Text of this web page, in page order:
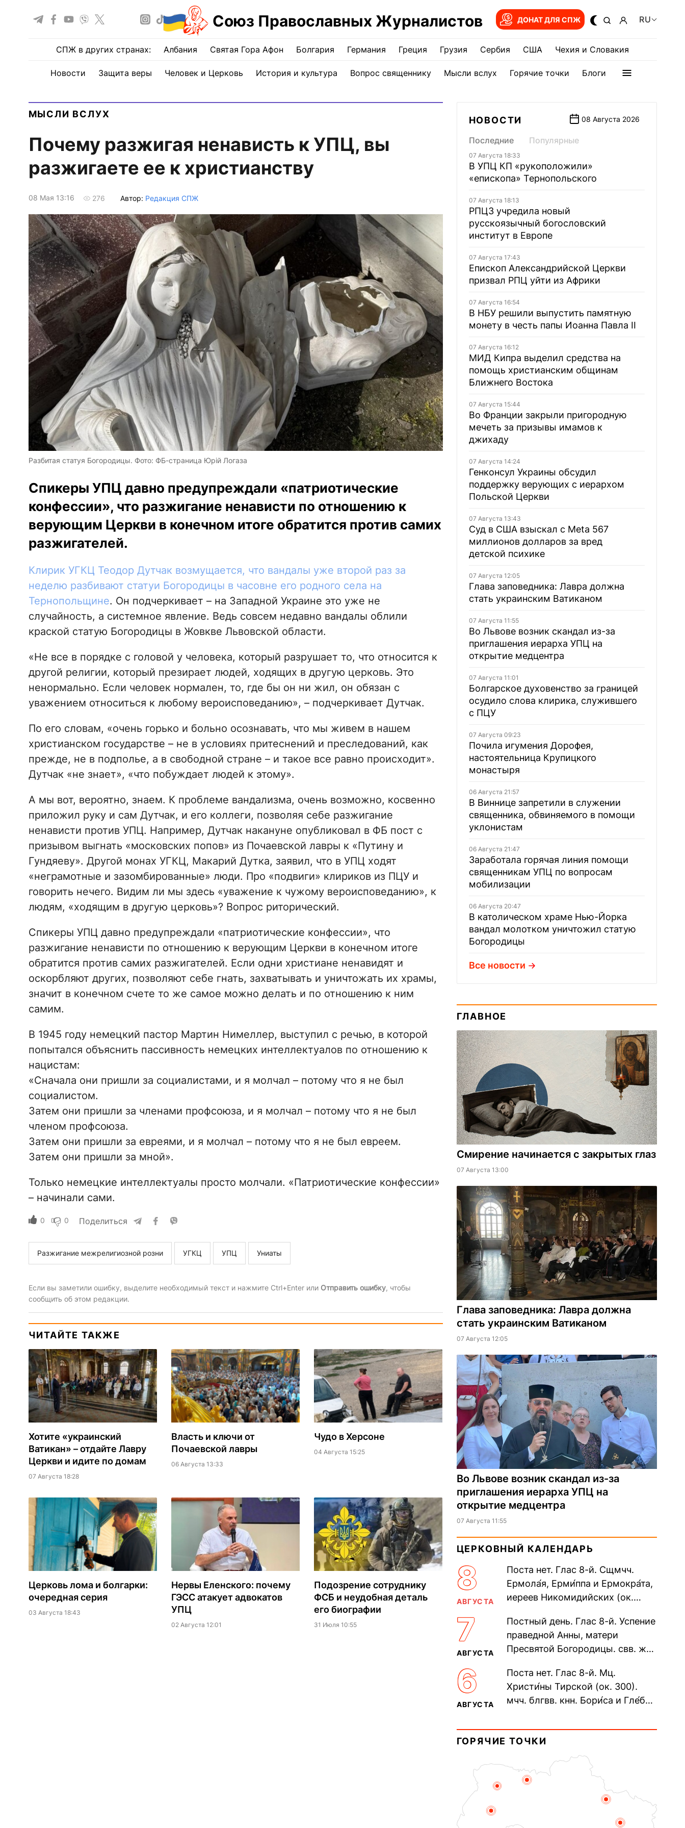
Союз Православных Журналистов ДОНАТ ДЛЯ СПЖ RU
СПЖ в других странах: Албания Святая Гора Афон Болгария Германия Греция Грузия Сербия США Чехия и Словакия
Новости Защита веры Человек и Церковь История и культура Вопрос священнику Мысли вслух Горячие точки Блоги
МЫСЛИ ВСЛУХ
Почему разжигая ненависть к УПЦ, вы
разжигаете ее к христианству
08 Мая 13:16 276 Автор: Редакция СПЖ
Разбитая статуя Богородицы. Фото: ФБ-страница Юрій Логаза
Спикеры УПЦ давно предупреждали «патриотические
конфессии», что разжигание ненависти по отношению к
верующим Церкви в конечном итоге обратится против самих
разжигателей.
Клирик УГКЦ Теодор Дутчак возмущается, что вандалы уже второй раз за
неделю разбивают статуи Богородицы в часовне его родного села на
Тернопольщине. Он подчеркивает – на Западной Украине это уже не
случайность, а системное явление. Ведь совсем недавно вандалы облили
краской статую Богородицы в Жовкве Львовской области.
«Не все в порядке с головой у человека, который разрушает то, что относится к
другой религии, который презирает людей, ходящих в другую церковь. Это
ненормально. Если человек нормален, то, где бы он ни жил, он обязан с
уважением относиться к любому вероисповеданию», – подчеркивает Дутчак.
По его словам, «очень горько и больно осознавать, что мы живем в нашем
христианском государстве – не в условиях притеснений и преследований, как
прежде, не в подполье, а в свободной стране – и такое все равно происходит».
Дутчак «не знает», «что побуждает людей к этому».
А мы вот, вероятно, знаем. К проблеме вандализма, очень возможно, косвенно
приложил руку и сам Дутчак, и его коллеги, позволяя себе разжигание
ненависти против УПЦ. Например, Дутчак накануне опубликовал в ФБ пост с
призывом выгнать «московских попов» из Почаевской лавры к «Путину и
Гундяеву». Другой монах УГКЦ, Макарий Дутка, заявил, что в УПЦ ходят
«неграмотные и зазомбированные» люди. Про «подвиги» клириков из ПЦУ и
говорить нечего. Видим ли мы здесь «уважение к чужому вероисповеданию», к
людям, «ходящим в другую церковь»? Вопрос риторический.
Спикеры УПЦ давно предупреждали «патриотические конфессии», что
разжигание ненависти по отношению к верующим Церкви в конечном итоге
обратится против самих разжигателей. Если одни христиане ненавидят и
оскорбляют других, позволяют себе гнать, захватывать и уничтожать их храмы,
значит в конечном счете то же самое можно делать и по отношению к ним
самим.
В 1945 году немецкий пастор Мартин Нимеллер, выступил с речью, в которой
попытался объяснить пассивность немецких интеллектуалов по отношению к
нацистам:
«Сначала они пришли за социалистами, и я молчал – потому что я не был
социалистом.
Затем они пришли за членами профсоюза, и я молчал – потому что я не был
членом профсоюза.
Затем они пришли за евреями, и я молчал – потому что я не был евреем.
Затем они пришли за мной».
Только немецкие интеллектуалы просто молчали. «Патриотические конфессии»
– начинали сами.
0 0 Поделиться
Разжигание межрелигиозной розни УГКЦ УПЦ Униаты
Если вы заметили ошибку, выделите необходимый текст и нажмите Ctrl+Enter или Отправить ошибку, чтобы
сообщить об этом редакции.
ЧИТАЙТЕ ТАКЖЕ
Хотите «украинский
Ватикан» – отдайте Лавру
Церкви и идите по домам
07 Августа 18:28
Власть и ключи от
Почаевской лавры
06 Августа 13:33
Чудо в Херсоне
04 Августа 15:25
Церковь лома и болгарки:
очередная серия
03 Августа 18:43
Нервы Еленского: почему
ГЭСС атакует адвокатов
УПЦ
02 Августа 12:01
Подозрение сотруднику
ФСБ и неудобная деталь
его биографии
31 Июля 10:55
НОВОСТИ 08 Августа 2026
Последние Популярные
07 Августа 18:33
В УПЦ КП «рукоположили»
«епископа» Тернопольского
07 Августа 18:13
РПЦЗ учредила новый
русскоязычный богословский
институт в Европе
07 Августа 17:43
Епископ Александрийской Церкви
призвал РПЦ уйти из Африки
07 Августа 16:54
В НБУ решили выпустить памятную
монету в честь папы Иоанна Павла II
07 Августа 16:12
МИД Кипра выделил средства на
помощь христианским общинам
Ближнего Востока
07 Августа 15:44
Во Франции закрыли пригородную
мечеть за призывы имамов к
джихаду
07 Августа 14:24
Генконсул Украины обсудил
поддержку верующих с иерархом
Польской Церкви
07 Августа 13:43
Суд в США взыскал с Meta 567
миллионов долларов за вред
детской психике
07 Августа 12:05
Глава заповедника: Лавра должна
стать украинским Ватиканом
07 Августа 11:55
Во Львове возник скандал из-за
приглашения иерарха УПЦ на
открытие медцентра
07 Августа 11:01
Болгарское духовенство за границей
осудило слова клирика, служившего
с ПЦУ
07 Августа 09:23
Почила игумения Дорофея,
настоятельница Крупицкого
монастыря
06 Августа 21:57
В Виннице запретили в служении
священника, обвиняемого в помощи
уклонистам
06 Августа 21:47
Заработала горячая линия помощи
священникам УПЦ по вопросам
мобилизации
06 Августа 20:47
В католическом храме Нью-Йорка
вандал молотком уничтожил статую
Богородицы
Все новости
ГЛАВНОЕ
Смирение начинается с закрытых глаз
07 Августа 13:00
Глава заповедника: Лавра должна
стать украинским Ватиканом
07 Августа 12:05
Во Львове возник скандал из-за
приглашения иерарха УПЦ на
открытие медцентра
07 Августа 11:55
ЦЕРКОВНЫЙ КАЛЕНДАРЬ
8
АВГУСТА
Поста нет. Глас 8-й. Сщмчч.
Ермола́я, Ерми́ппа и Ермокра́та,
иереев Никомидийских (ок.
Печерского, в Ближних
пещерах...
7
АВГУСТА
Постный день. Глас 8-й. Успение
праведной Анны, матери
Пресвятой Богородицы. свв. жен
прп. Евпракси́и девы,...
6
АВГУСТА
Поста нет. Глас 8-й. Мц.
Христи́ны Тирской (ок. 300).
мчч. блгвв. кнн. Бори́са и Гле́ба,
Дави́да (1015). Прп....
ГОРЯЧИЕ ТОЧКИ